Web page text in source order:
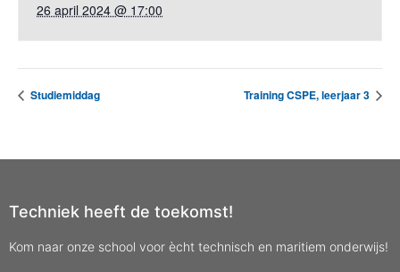
26 april 2024 @ 17:00
Studiemiddag Training CSPE, leerjaar 3
Techniek heeft de toekomst!
Kom naar onze school voor ècht technisch en maritiem onderwijs!